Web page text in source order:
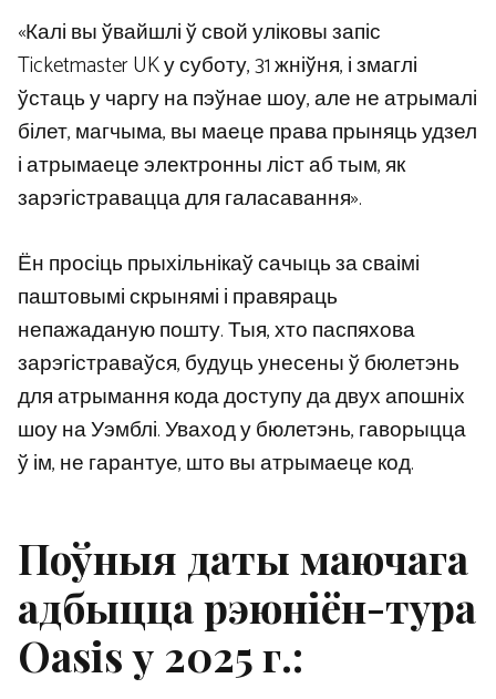
«Калі вы ўвайшлі ў свой уліковы запіс
Ticketmaster UK у суботу, 31 жніўня, і змаглі
ўстаць у чаргу на пэўнае шоу, але не атрымалі
білет, магчыма, вы маеце права прыняць удзел
і атрымаеце электронны ліст аб тым, як
зарэгістравацца для галасавання».
Ён просіць прыхільнікаў сачыць за сваімі
паштовымі скрынямі і правяраць
непажаданую пошту. Тыя, хто паспяхова
зарэгістраваўся, будуць унесены ў бюлетэнь
для атрымання кода доступу да двух апошніх
шоу на Уэмблі. Уваход у бюлетэнь, гаворыцца
ў ім, не гарантуе, што вы атрымаеце код.
Поўныя даты маючага
адбыцца рэюніён-тура
Oasis у 2025 г.: